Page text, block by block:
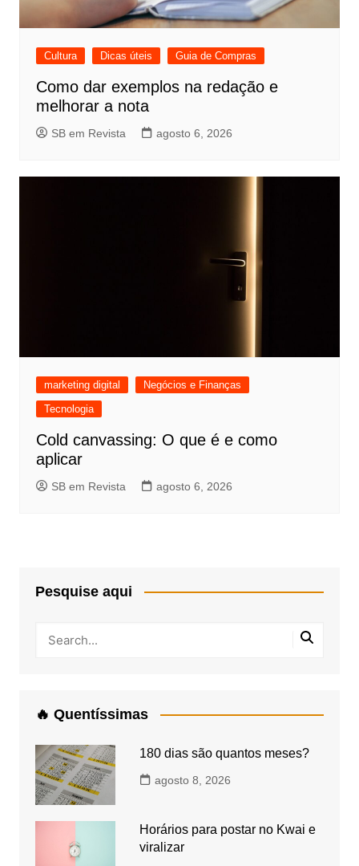
Cultura Dicas úteis Guia de Compras
Como dar exemplos na redação e
melhorar a nota
SB em Revista agosto 6, 2026
marketing digital
Negócios e Finanças
Tecnologia
Cold canvassing: O que é e como
aplicar
SB em Revista agosto 6, 2026
Pesquise aqui
🔥 Quentíssimas
180 dias são quantos meses?
agosto 8, 2026
Horários para postar no Kwai e
viralizar